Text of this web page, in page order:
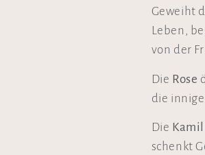
Geweiht
Leben,
von der
Die Rose
die
Die
schenkt